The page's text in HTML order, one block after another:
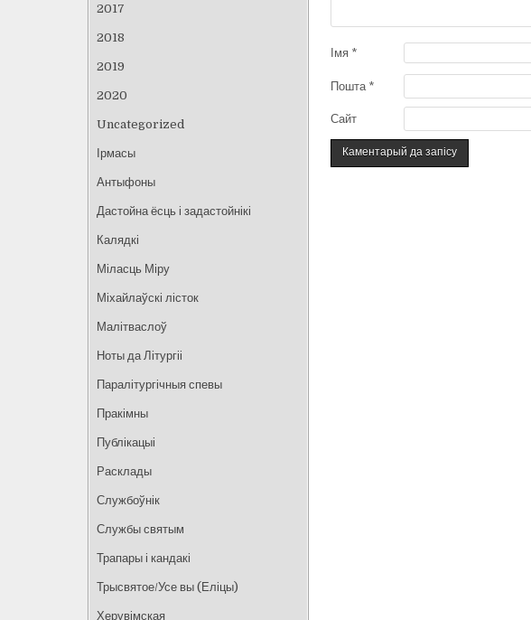
Імя *
Пошта *
Сайт
2017
2018
2019
2020
Uncategorized
Ірмасы
Антыфоны
Дастойна ёсць і задастойнікі
Калядкі
Міласць Міру
Міхайлаўскі лісток
Малітваслоў
Ноты да Літургіі
Паралітургічныя спевы
Пракімны
Публікацыі
Расклады
Службоўнік
Службы святым
Трапары і кандакі
Трысвятое/Усе вы (Еліцы)
Херувімская